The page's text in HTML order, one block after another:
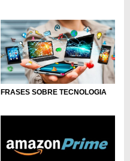
FRASES SOBRE TECNOLOGIA